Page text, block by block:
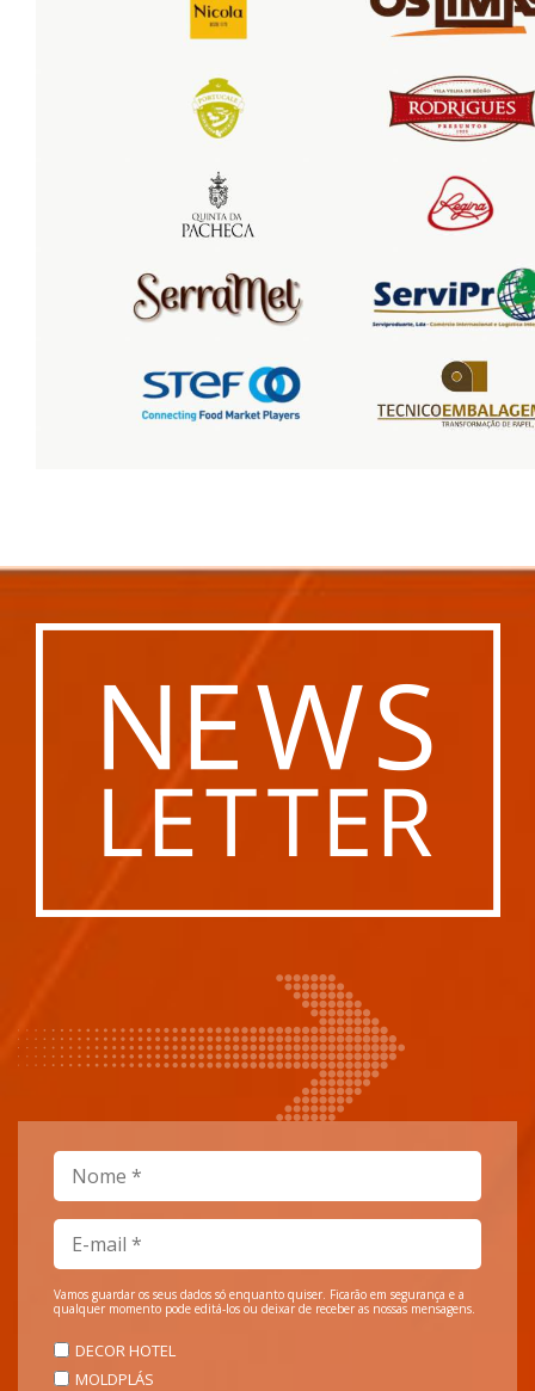
Vamos guardar os seus dados só enquanto quiser. Ficarão em segurança e a
qualquer momento pode editá-los ou deixar de receber as nossas mensagens.
DECOR HOTEL
MOLDPLÁS